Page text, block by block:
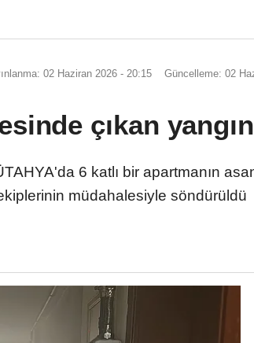
02 Haziran 2026 - 20:15 Güncelleme: 02
çıkan
6 katlı bir apartmanın
müdahalesiyle söndürüldü